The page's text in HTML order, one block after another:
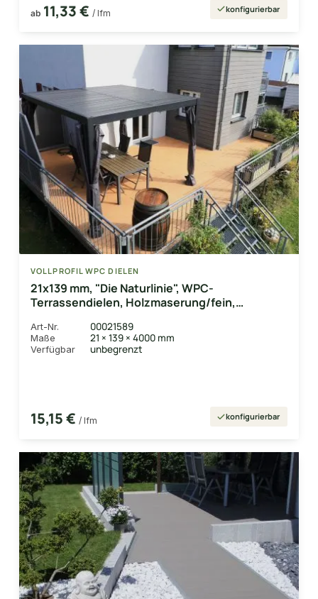
ab 11,33 € / lfm konfigurierbar
VOLLPROFIL WPC DIELEN
21x139 mm, "Die Naturlinie", WPC-
Terrassendielen, Holzmaserung/fein,
Art-Nr. 00021589
Maße 21 × 139 × 4000 mm
Verfügbar unbegrenzt
15,15 € / lfm konfigurierbar